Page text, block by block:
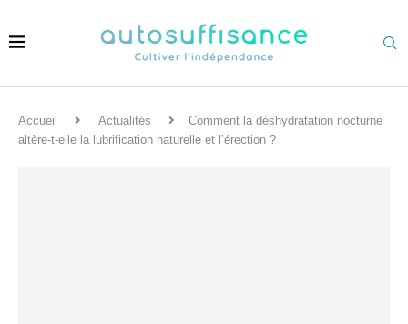
Accueil Actualités
Comment la déshydratation nocturne
altère-t-elle la lubrification naturelle et l’érection ?